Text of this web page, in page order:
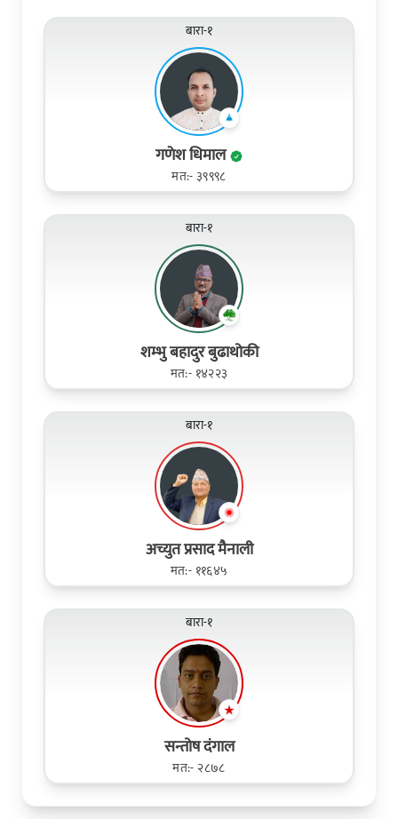
बारा-१
गणेश धिमाल
मत:- ३९९९८
बारा-१
शम्भु बहादुर बुढाथोकी
मत:- १४२२३
बारा-१
अच्युत प्रसाद मैनाली
मत:- ११६४५
बारा-१
सन्तोष दंगाल
मत:- २८७८